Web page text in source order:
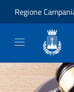
Regione